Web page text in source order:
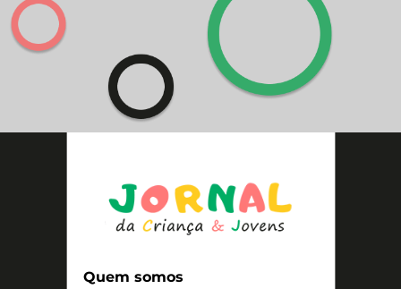
Quem somos